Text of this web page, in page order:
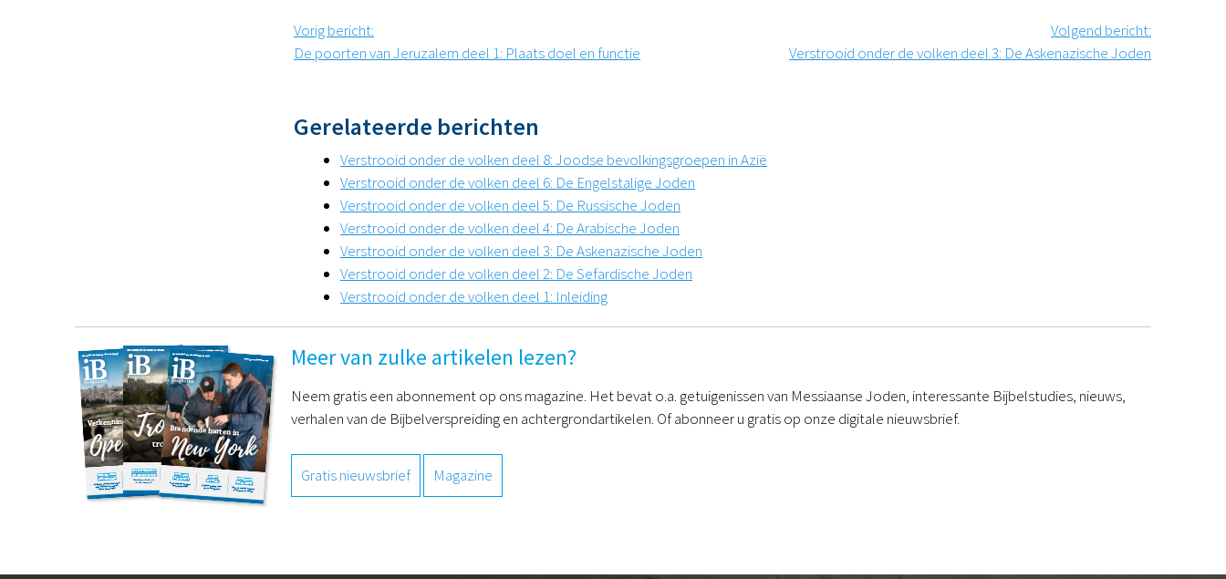
Vorig bericht:
De poorten van Jeruzalem deel 1: Plaats doel en functie
Volgend bericht:
Verstrooid onder de volken deel 3: De Askenazische Joden
Gerelateerde berichten
Verstrooid onder de volken deel 8: Joodse bevolkingsgroepen in Azië
Verstrooid onder de volken deel 6: De Engelstalige Joden
Verstrooid onder de volken deel 5: De Russische Joden
Verstrooid onder de volken deel 4: De Arabische Joden
Verstrooid onder de volken deel 3: De Askenazische Joden
Verstrooid onder de volken deel 2: De Sefardische Joden
Verstrooid onder de volken deel 1: Inleiding
Meer van zulke artikelen lezen?
Neem gratis een abonnement op ons magazine. Het bevat o.a. getuigenissen van Messiaanse Joden, interessante Bijbelstudies, nieuws,
verhalen van de Bijbelverspreiding en achtergrondartikelen. Of abonneer u gratis op onze digitale nieuwsbrief.
Gratis nieuwsbrief Magazine